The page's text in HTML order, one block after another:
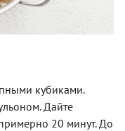
кубиками.
Дайте
20 минут. До